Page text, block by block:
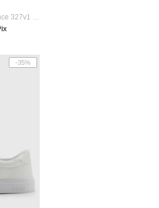
Tênis Feminino New Balance 327v1 Bege
-35%